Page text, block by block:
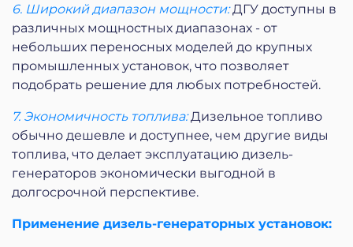
6. Широкий диапазон мощности:ДГУ доступны в
различных мощностных диапазонах - от
небольших переносных моделей до крупных
промышленных установок, что позволяет
подобрать решение для любых потребностей.
7. Экономичность топлива:Дизельное топливо
обычно дешевле и доступнее, чем другие виды
топлива, что делает эксплуатацию дизель-
генераторов экономически выгодной в
долгосрочной перспективе.
Применение дизель-генераторных установок: